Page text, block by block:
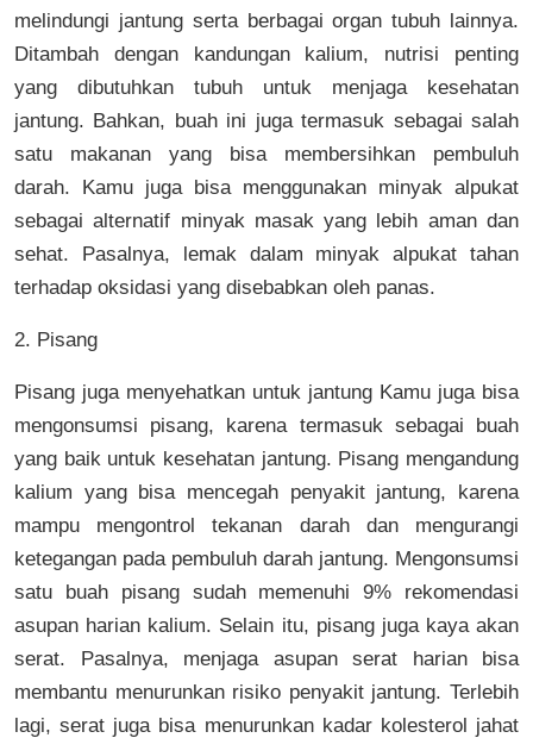
melindungi jantung serta berbagai organ tubuh lainnya.
Ditambah dengan kandungan kalium, nutrisi penting
yang dibutuhkan tubuh untuk menjaga kesehatan
jantung. Bahkan, buah ini juga termasuk sebagai salah
satu makanan yang bisa membersihkan pembuluh
darah. Kamu juga bisa menggunakan minyak alpukat
sebagai alternatif minyak masak yang lebih aman dan
sehat. Pasalnya, lemak dalam minyak alpukat tahan
terhadap oksidasi yang disebabkan oleh panas.
2. Pisang
Pisang juga menyehatkan untuk jantung Kamu juga bisa
mengonsumsi pisang, karena termasuk sebagai buah
yang baik untuk kesehatan jantung. Pisang mengandung
kalium yang bisa mencegah penyakit jantung, karena
mampu mengontrol tekanan darah dan mengurangi
ketegangan pada pembuluh darah jantung. Mengonsumsi
satu buah pisang sudah memenuhi 9% rekomendasi
asupan harian kalium. Selain itu, pisang juga kaya akan
serat. Pasalnya, menjaga asupan serat harian bisa
membantu menurunkan risiko penyakit jantung. Terlebih
lagi, serat juga bisa menurunkan kadar kolesterol jahat